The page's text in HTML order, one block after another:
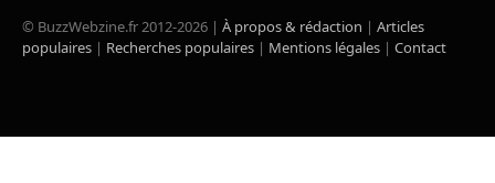
© BuzzWebzine.fr 2012-2026 | À propos & rédaction | Articles
populaires | Recherches populaires | Mentions légales | Contact